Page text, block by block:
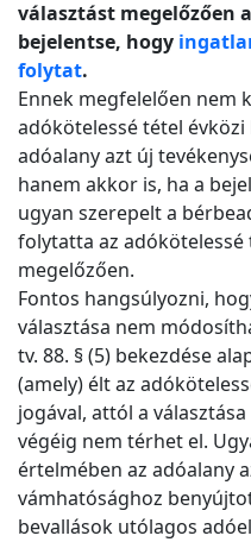
választást megelőzően
bejelentse, hogy
folytat.
Ennek megfelelően nem
adókötelessé tétel évközi
adóalany azt új
hanem akkor is, ha a
ugyan szerepelt a
folytatta az adókötelessé
megelőzően.
Fontos hangsúlyozni,
választása nem
tv. 88. § (5) bekezdése
(amely) élt az
jogával, attól a
végéig nem térhet el.
értelmében az adóalany
vámhatósághoz
bevallások utólagos